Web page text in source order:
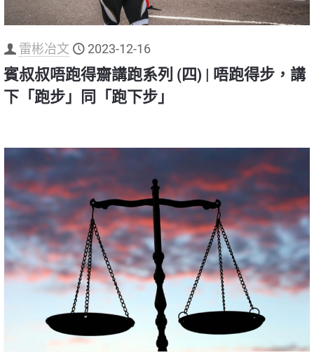
雷彬冶文 2023-12-16
賓叔叔唔跑得齋講跑系列 (四) | 唔跑得步，講
下「跑步」同「跑下步」